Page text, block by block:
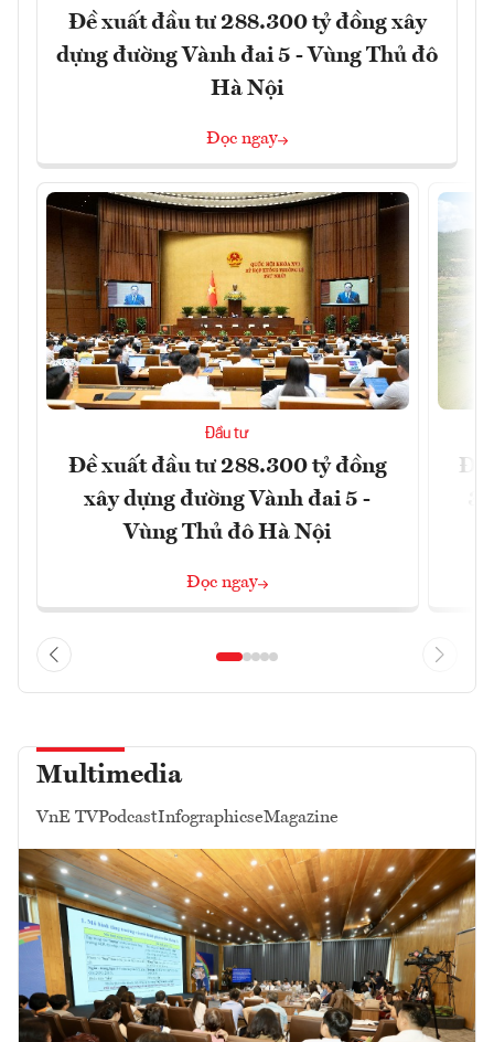
Đề xuất đầu tư 288.300 tỷ đồng xây
dựng đường Vành đai 5 - Vùng Thủ đô
Hà Nội
Đọc ngay
Đầu tư
Đề xuất đầu tư 288.300 tỷ đồng
xây dựng đường Vành đai 5 -
Vùng Thủ đô Hà Nội
Đọc ngay
Multimedia
VnE TVPodcastInfographicseMagazine